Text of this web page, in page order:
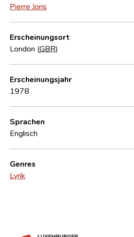
Kontakt
Pierre Joris
Erscheinungsort
London (GBR)
Erscheinungsjahr
1978
Sprachen
Englisch
Genres
Lyrik